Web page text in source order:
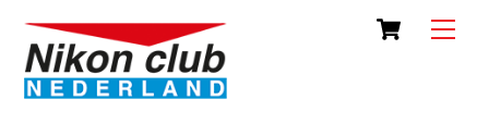
content
Cart